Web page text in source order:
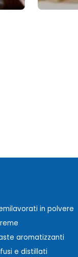
in polvere
aromatizzanti
e distillati